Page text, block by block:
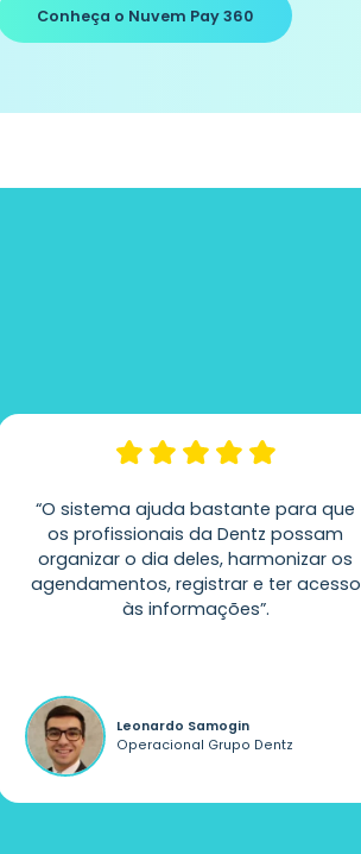
Conheça o Nuvem Pay 360
“O sistema ajuda bastante para que
os profissionais da Dentz possam
organizar o dia deles, harmonizar os
agendamentos, registrar e ter acesso
às informações”.
Leonardo Samogin
Operacional Grupo Dentz